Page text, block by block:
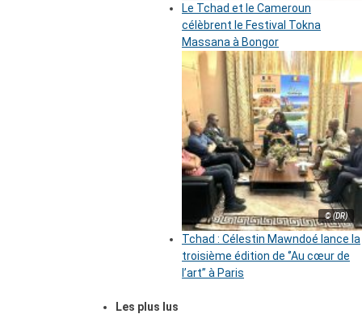
Le Tchad et le Cameroun
célèbrent le Festival Tokna
Massana à Bongor
© (DR)
Tchad : Célestin Mawndoé lance la
troisième édition de ‘’Au cœur de
l’art’’ à Paris
Les plus lus